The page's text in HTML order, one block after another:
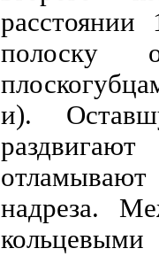
расстоянии
полоску
и).
надреза.